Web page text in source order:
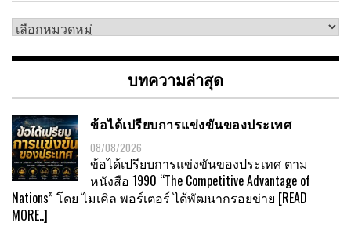
เลือก
หมู่
บทความล่าสุด
ข้อได้เปรียบการแข่งขันของประเทศ
08/08/2026
ข้อได้เปรียบการแข่งขันของประเทศ ตาม
หนังสือ 1990 “The Competitive Advantage of
Nations” โดย ไมเคิล พอร์เตอร์ ได้พัฒนากรอยข่าย [READ
MORE..]